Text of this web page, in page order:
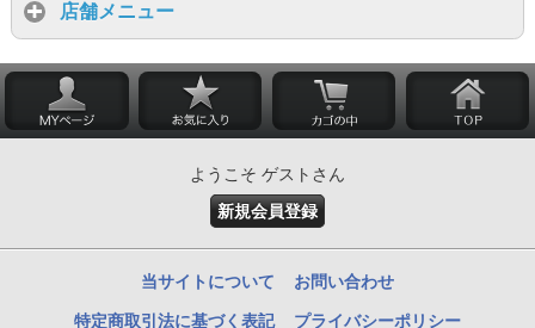
店舗メニュー
ようこそ ゲストさん
新規会員登録
当サイトについて お問い合わせ
特定商取引法に基づく表記 プライバシーポリシー